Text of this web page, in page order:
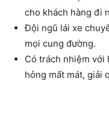
cho khách hàng đi
Đội ngũ lái xe
mọi cung đường.
Có trách nhiệm với
hỏng mất mát, giải